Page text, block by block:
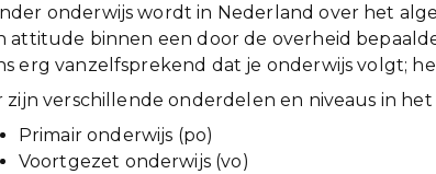
onderwijs wordt in Nederland over het
attitude binnen een door de overheid
erg vanzelfsprekend dat je onderwijs volgt;
zijn verschillende onderdelen en niveaus in
Primair onderwijs (po)
Voortgezet onderwijs (vo)